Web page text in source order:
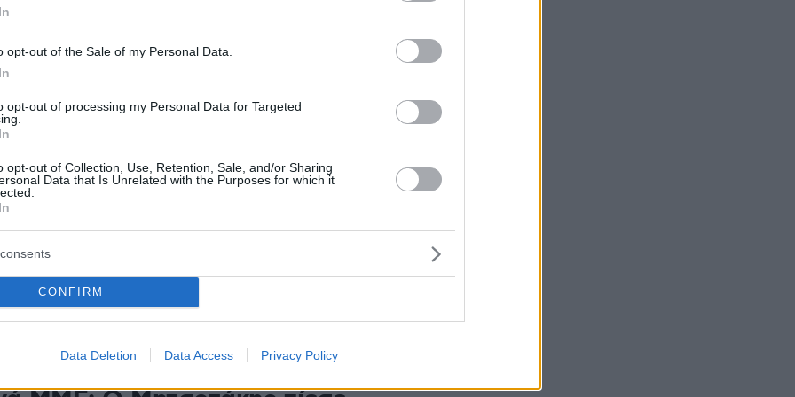
opt-out of the Sale of my Personal Data.
opt-out of processing my Personal Data for Targeted
opt-out of Collection, Use, Retention, Sale, and/or Sharing
Data that Is Unrelated with the Purposes for which it
CONFIRM
Data Deletion Data Access Privacy Policy
του Μακεδονικού» είναι ο τίτλος του νέου
από τις μέρες από τις εκδόσεις «Επίκεντρο» - Από
της Αχρίδας, όπου Μιλόσεβιτς και Γκλιγκόρωφ
με τη Σόφια για τον διαφιλονικούμενο ήρωα
την ευρωπαϊκή πορεία της Βόρειας Μακεδονίας
τα μαθήματα
γλώσσας στην Αριδαία
ΑΜΚΕ, που ηγούνται η Ευγενία Νατσουλίδου,
της ακραίας σκοπιανής οργάνωσης «United
Diaspora» στην Ελλάδα, και ο στενός της
Τσαρκνιάς